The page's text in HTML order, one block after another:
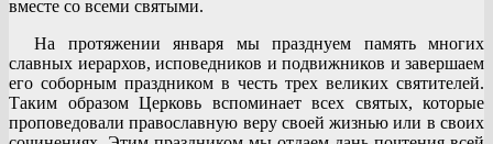
вместе со всеми святыми.
На протяжении января мы празднуем память многих
славных иерархов, исповедников и подвижников и завершаем
его соборным праздником в честь трех великих святителей.
Таким образом Церковь вспоминает всех святых, которые
проповедовали православную веру своей жизнью или в своих